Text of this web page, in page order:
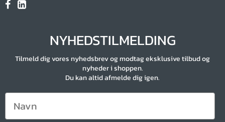
NYHEDSTILMELDING
Tilmeld dig vores nyhedsbrev og modtag eksklusive tilbud og
nyheder i shoppen.
Du kan altid afmelde dig igen.